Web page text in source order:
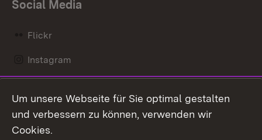
Social Media
Flickr
Instagram
Mastodon
Messenger
Um unsere Webseite für Sie optimal gestalten
und verbessern zu können, verwenden wir
Cookies.